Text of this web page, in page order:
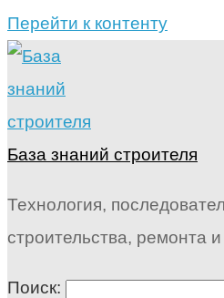
Перейти к контенту
База знаний строителя
Технология,
строительства, ремонта и
Поиск: